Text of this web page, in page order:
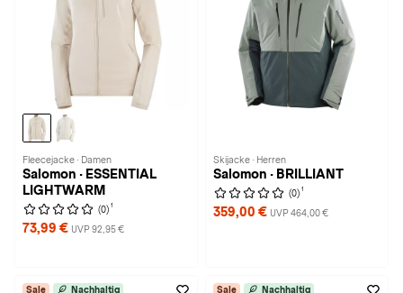
Fleecejacke · Damen
Salomon · ESSENTIAL
LIGHTWARM
(0) 1
73,99 € UVP 92,95 €
Skijacke · Herren
Salomon · BRILLIANT
(0) 1
359,00 € UVP 464,00 €
Sale Nachhaltig Sale Nachhaltig